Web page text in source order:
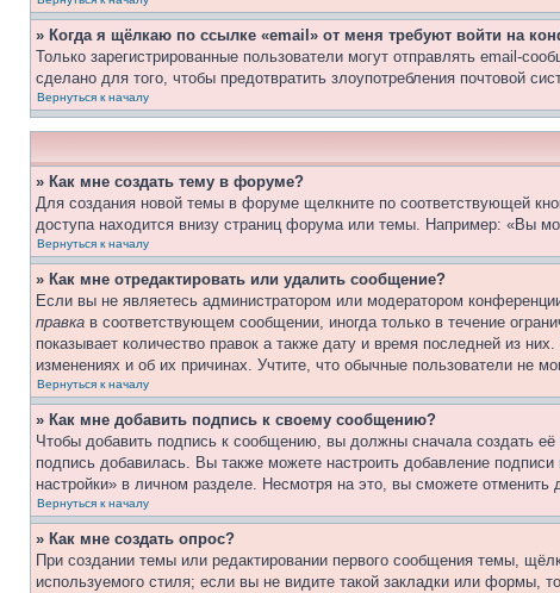
» Когда я щёлкаю по ссылке «email» от меня требуют войти на
Только зарегистрированные пользователи могут отправлять email-
сделано для того, чтобы предотвратить злоупотребления почтовой
Вернуться к началу
» Как мне создать тему в форуме?
Для создания новой темы в форуме щелкните по соответствующей
доступа находится внизу страниц форума или темы. Например: «Вы
Вернуться к началу
» Как мне отредактировать или удалить сообщение?
Если вы не являетесь администратором или модератором
правка в соответствующем сообщении, иногда только в течение
показывает количество правок а также дату и время последней из
изменениях и об их причинах. Учтите, что обычные пользователи не
Вернуться к началу
» Как мне добавить подпись к своему сообщению?
Чтобы добавить подпись к сообщению, вы должны сначала создать
подпись добавилась. Вы также можете настроить добавление
настройки» в личном разделе. Несмотря на это, вы сможете
Вернуться к началу
» Как мне создать опрос?
При создании темы или редактировании первого сообщения темы,
используемого стиля; если вы не видите такой закладки или формы,